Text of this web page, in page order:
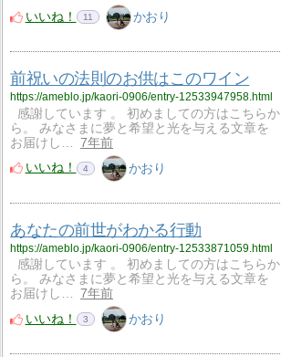
いいね！
11 かおり
前祝いの法則のお供はこのワイン
https://ameblo.jp/kaori-0906/entry-12533947958.html
感謝しています 。 初めましての方はこちらか
ら。 みなさまに夢と希望と光を与える文章を
お届けし…
7年前
いいね！
4 かおり
あなたの前世がわかる行動
https://ameblo.jp/kaori-0906/entry-12533871059.html
感謝しています 。 初めましての方はこちらか
ら。 みなさまに夢と希望と光を与える文章を
お届けし…
7年前
いいね！
3 かおり